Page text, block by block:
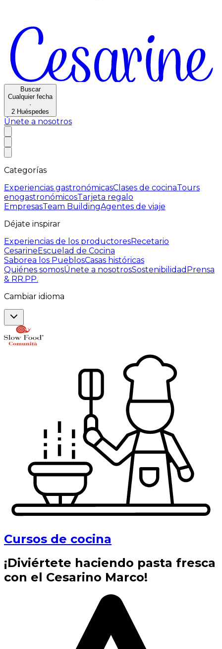
Buscar
Cualquier fecha
·
2 Huéspedes
Únete a nosotros
Categorías
Experiencias gastronómicasClases de cocinaTours
enogastronómicosTarjeta regalo
EmpresasTeam BuildingAgentes de viaje
Déjate inspirar
Experiencias de los productoresRecetario
CesarineEscuelad de Cocina
Saborea los PueblosCasas históricas
Quiénes somosÚnete a nosotrosSostenibilidad Prensa
& RR.PP.
Cambiar idioma
Cursos de cocina
¡Diviértete haciendo pasta fresca
con el Cesarino Marco!